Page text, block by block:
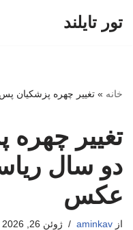
تور تایلند
خانه » تغییر چهره پزشکیان
تغییر چهره
دو سال
عکس
از aminkav ژوئن 26, 2026